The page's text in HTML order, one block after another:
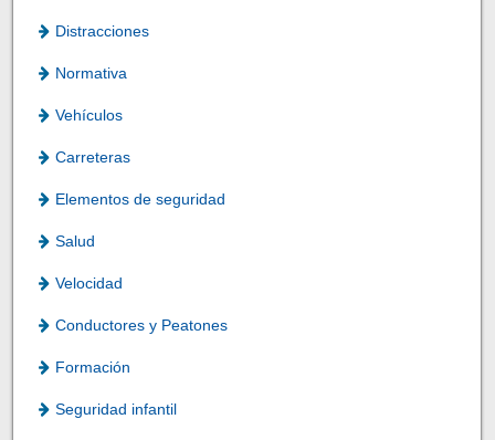
Distracciones
Normativa
Vehículos
Carreteras
Elementos de seguridad
Salud
Velocidad
Conductores y Peatones
Formación
Seguridad infantil